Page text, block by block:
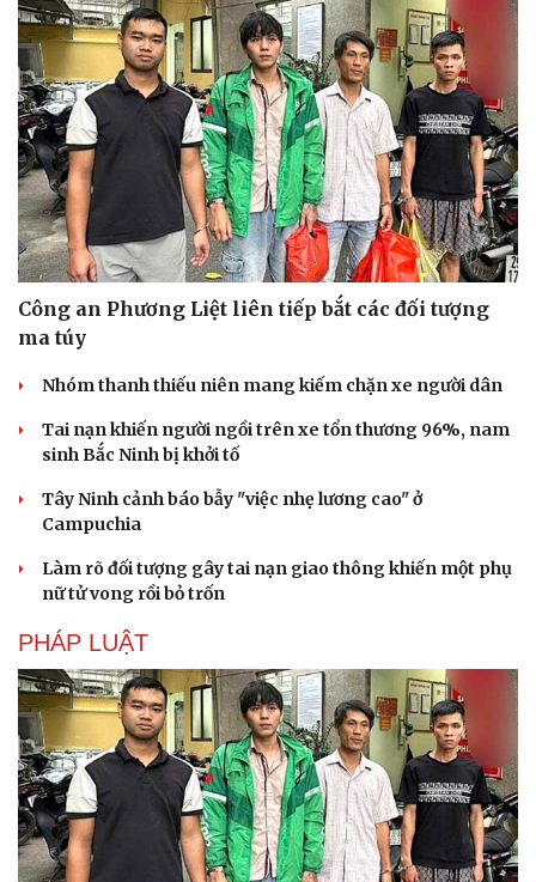
Văn hóa
Sân khấu - Điện ảnh
Âm nhạc
Di sản
Sao Việt
Công an Phương Liệt liên tiếp bắt các đối tượng
ma túy
Nhóm thanh thiếu niên mang kiếm chặn xe người dân
Tai nạn khiến người ngồi trên xe tổn thương 96%, nam
sinh Bắc Ninh bị khởi tố
Tây Ninh cảnh báo bẫy "việc nhẹ lương cao" ở
Campuchia
Làm rõ đối tượng gây tai nạn giao thông khiến một phụ
nữ tử vong rồi bỏ trốn
PHÁP LUẬT